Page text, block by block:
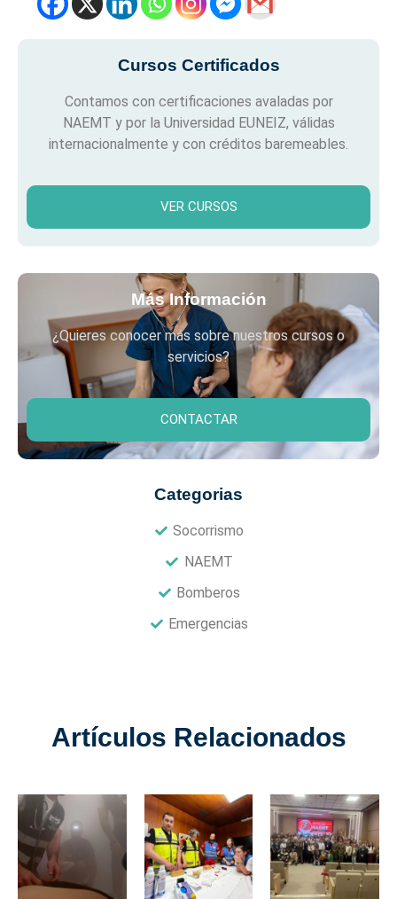
Cursos Certificados
Contamos con certificaciones avaladas por
NAEMT y por la Universidad EUNEIZ, válidas
internacionalmente y con créditos baremeables.
VER CURSOS
Más Información
¿Quieres conocer más sobre nuestros cursos o
servicios?
CONTACTAR
Categorias
Socorrismo
NAEMT
Bomberos
Emergencias
Artículos Relacionados